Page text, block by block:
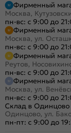
Фирменный
Москва,
пн-вс: с 9:00 до
Фирменный
Москва, ул.
пн-вс: с 9:00 до
Фирменный
Реутов,
пн-вс: с 9:00 до
Фирменный
Москва, ул.
пн-вс: с 9:00 до
Склад в Одинцово
Одинцово, ул.
пн-пт: с 9:00 до